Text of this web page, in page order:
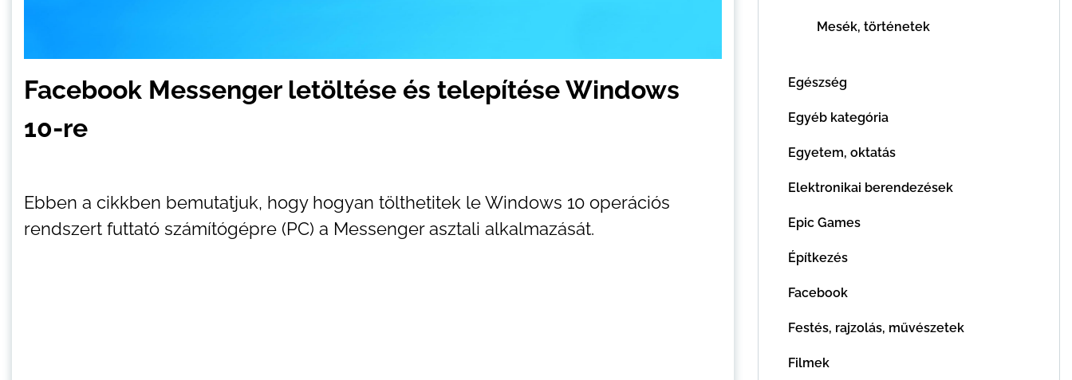
Facebook Messenger letöltése és telepítése Windows
10-re
Ebben a cikkben bemutatjuk, hogy hogyan tölthetitek le Windows 10 operációs
rendszert futtató számítógépre (PC) a Messenger asztali alkalmazását.
Mesék, történetek
Egészség
Egyéb kategória
Egyetem, oktatás
Elektronikai berendezések
Epic Games
Építkezés
Facebook
Festés, rajzolás, művészetek
Filmek